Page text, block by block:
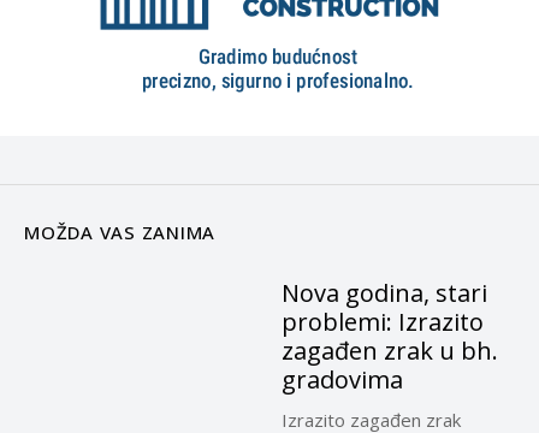
MOŽDA VAS ZANIMA
Nova godina, stari
problemi: Izrazito
zagađen zrak u bh.
gradovima
Izrazito zagađen zrak